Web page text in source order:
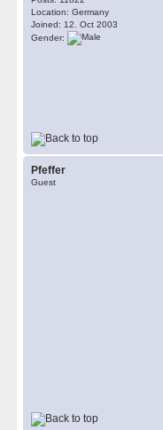
Location: Germany
Joined: 12. Oct 2003
Gender:
Pfeffer
Guest